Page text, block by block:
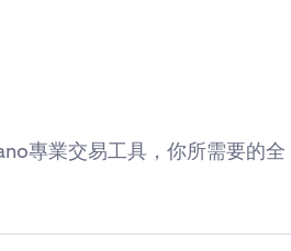
專業交易工具，你所需要的全